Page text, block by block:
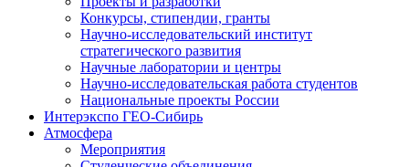
Конкурсы, стипендии, гранты
Научно-исследовательский институт
стратегического развития
Научные лаборатории и центры
Научно-исследовательская работа студентов
Национальные проекты России
Интерэкспо ГЕО-Сибирь
Атмосфера
Мероприятия